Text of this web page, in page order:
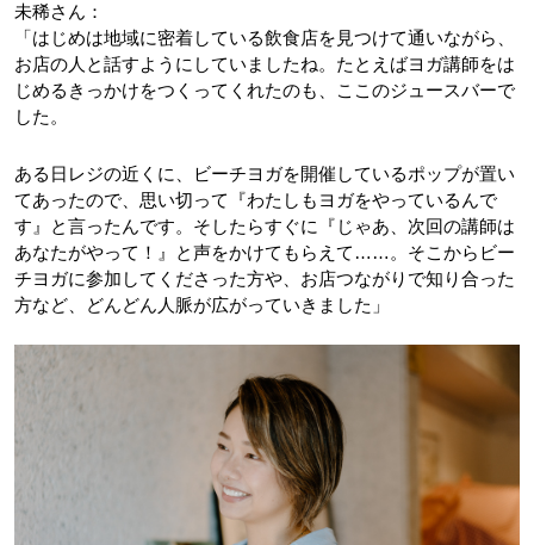
未稀さん：
「はじめは地域に密着している飲食店を見つけて通いながら、
お店の人と話すようにしていましたね。たとえばヨガ講師をは
じめるきっかけをつくってくれたのも、ここのジュースバーで
した。
ある日レジの近くに、ビーチヨガを開催しているポップが置い
てあったので、思い切って『わたしもヨガをやっているんで
す』と言ったんです。そしたらすぐに『じゃあ、次回の講師は
あなたがやって！』と声をかけてもらえて……。そこからビー
チヨガに参加してくださった方や、お店つながりで知り合った
方など、どんどん人脈が広がっていきました」